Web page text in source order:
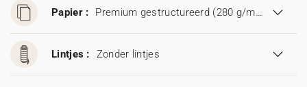
Papier : Premium gestructureerd (280 g/m²)
Lintjes : Zonder lintjes